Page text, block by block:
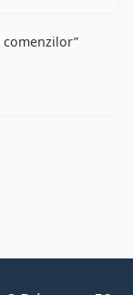
comenzilor